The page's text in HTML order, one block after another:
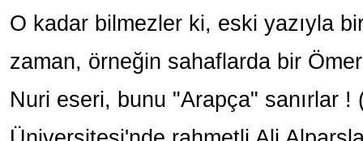
O kadar bilmezler ki, eski yazıyla
zaman, örneğin sahaflarda bir
Nuri eseri, bunu "Arapça" sanırlar !